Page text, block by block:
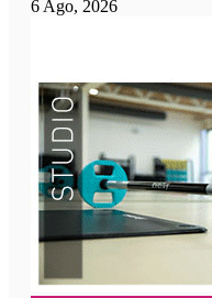
6 Ago, 2026